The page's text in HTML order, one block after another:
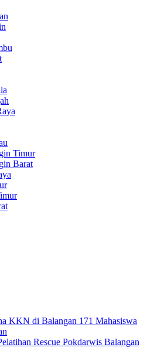
Timur
Barat
171 Mahasiswa
Pokdarwis Balangan